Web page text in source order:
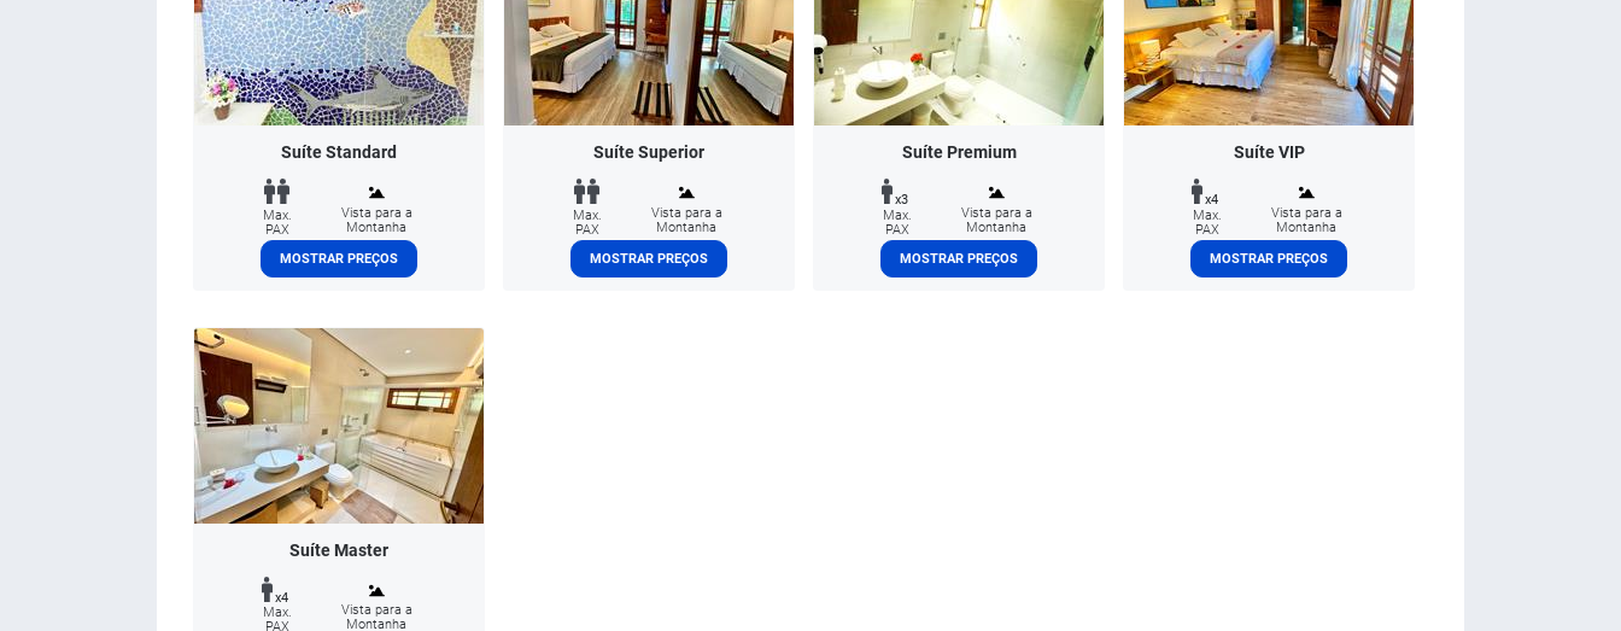
Suíte Standard
Max.
PAX
Vista para a
Montanha
MOSTRAR PREÇOS
Suíte Superior
Max.
PAX
Vista para a
Montanha
MOSTRAR PREÇOS
Suíte Premium
x3
Max.
PAX
Vista para a
Montanha
MOSTRAR PREÇOS
Suíte VIP
x4
Max.
PAX
Vista para a
Montanha
MOSTRAR PREÇOS
Suíte Master
x4
Max.
PAX
Vista para a
Montanha